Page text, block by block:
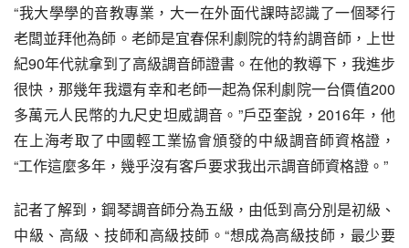
“我大學學的音教專業，大一在外面代課時認識了一個琴行
老闆並拜他為師。老師是宜春保利劇院的特約調音師，上世
紀90年代就拿到了高級調音師證書。在他的教導下，我進步
很快，那幾年我還有幸和老師一起為保利劇院一台價值200
多萬元人民幣的九尺史坦威調音。”戶亞奎說，2016年，他
在上海考取了中國輕工業協會頒發的中級調音師資格證，
“工作這麼多年，幾乎沒有客戶要求我出示調音師資格證。”
記者了解到，鋼琴調音師分為五級，由低到高分別是初級、
中級、高級、技師和高級技師。“想成為高級技師，最少要